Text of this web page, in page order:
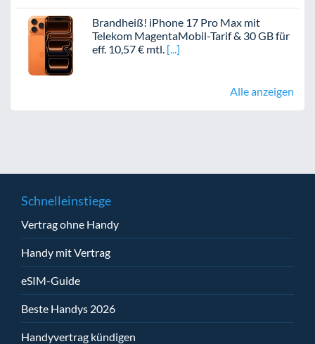
Brandheiß! iPhone 17 Pro Max mit
Telekom MagentaMobil-Tarif & 30 GB für
eff. 10,57 € mtl.
Alle anzeigen
Schnelleinstiege
Vertrag ohne Handy
Handy mit Vertrag
eSIM-Guide
Beste Handys 2026
Handyvertrag kündigen